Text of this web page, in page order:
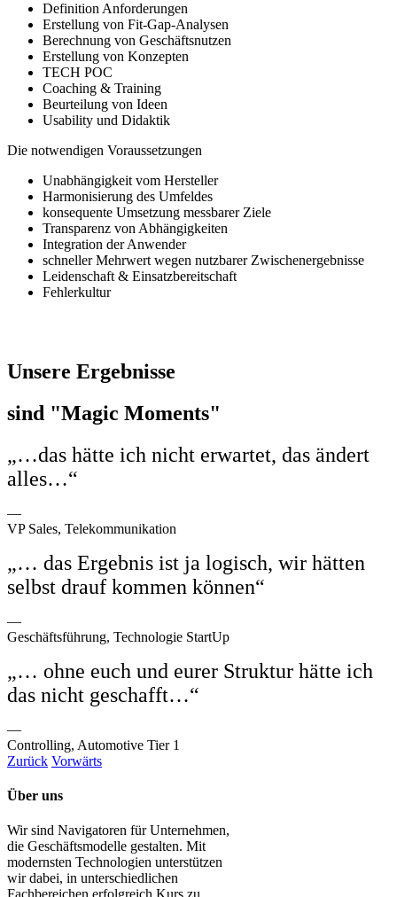
Definition Anforderungen
Erstellung von Fit-Gap-Analysen
Berechnung von Geschäftsnutzen
Erstellung von Konzepten
TECH POC
Coaching & Training
Beurteilung von Ideen
Usability und Didaktik
Die notwendigen Voraussetzungen
Unabhängigkeit vom Hersteller
Harmonisierung des Umfeldes
konsequente Umsetzung messbarer Ziele
Transparenz von Abhängigkeiten
Integration der Anwender
schneller Mehrwert wegen nutzbarer Zwischenergebnisse
Leidenschaft & Einsatzbereitschaft
Fehlerkultur
Unsere Ergebnisse
sind "Magic Moments"
„…das hätte ich nicht erwartet, das ändert
alles…“​
—
VP Sales, Telekommunikation
„… das Ergebnis ist ja logisch, wir hätten
selbst drauf kommen können“​
—
Geschäftsführung, Technologie StartUp
„… ohne euch und eurer Struktur hätte ich
das nicht geschafft…“
—
Controlling, Automotive Tier 1​
Zurück Vorwärts
Über uns
Wir sind Navigatoren für Unternehmen,
die Geschäftsmodelle gestalten. Mit
modernsten Technologien unterstützen
wir dabei, in unterschiedlichen